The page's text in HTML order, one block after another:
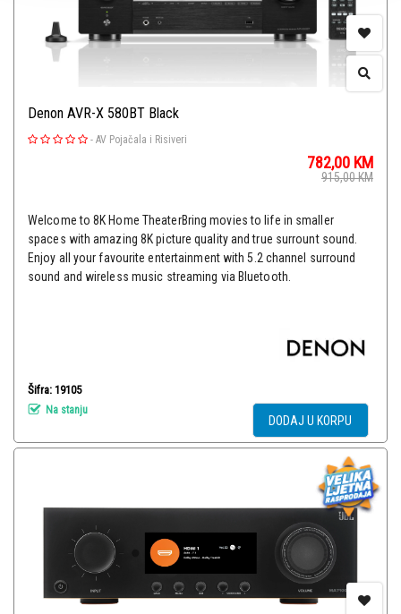
Denon AVR-X 580BT Black
- AV Pojačala i Risiveri
782,00 KM
915,00KM
Welcome to 8K Home TheaterBring movies to life in smaller
spaces with amazing 8K picture quality and true surrount sound.
Enjoy all your favourite entertainment with 5.2 channel surround
sound and wireless music streaming via Bluetooth.
Šifra: 19105
Na stanju
DODAJ U KORPU